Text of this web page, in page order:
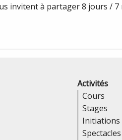
invitent à partager 8 jours /
Activités
Cours
Stages
Initiations
Spectacles